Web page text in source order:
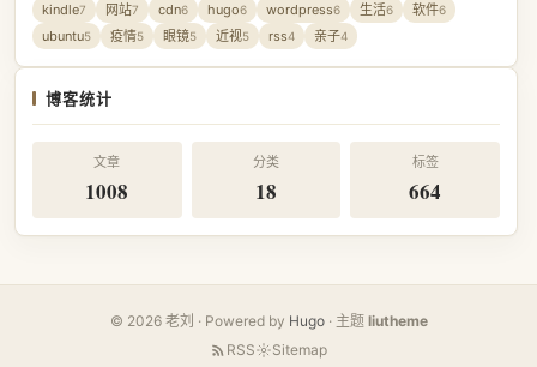
kindle7 网站7 cdn6 hugo6 wordpress6 生活6 软件6
ubuntu5 疫情5 眼镜5 近视5 rss4 亲子4
博客统计
文章
1008
分类
18
标签
664
© 2026 老刘 · Powered by Hugo· 主题 liutheme
RSS
Sitemap